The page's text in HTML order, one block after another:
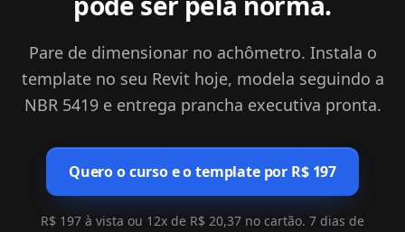
Pare de dimensionar no achômetro. Instala o
template no seu Revit hoje, modela seguindo a
NBR 5419 e entrega prancha executiva pronta.
Quero o curso e o template por R$ 197
R$ 197 à vista ou 12x de R$ 20,37 no cartão. 7 dias de